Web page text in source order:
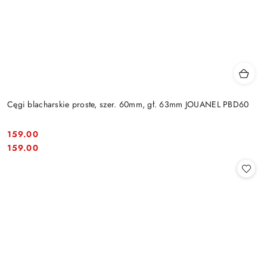
Cęgi blacharskie proste, szer. 60mm, gł. 63mm JOUANEL PBD60
Cena:
159.00
Cena:
159.00